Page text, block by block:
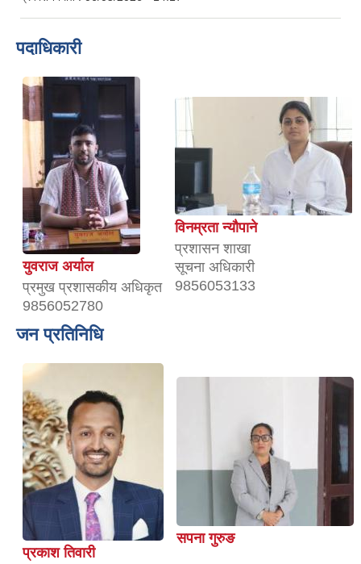
पदाधिकारी
युवराज अर्याल
प्रमुख प्रशासकीय अधिकृत
9856052780
विनम्रता न्यौपाने
प्रशासन शाखा
सूचना अधिकारी
9856053133
जन प्रतिनिधि
प्रकाश तिवारी
सपना गुरुङ